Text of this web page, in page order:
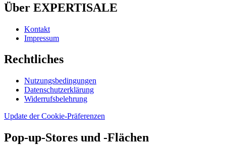
Über EXPERTISALE
Kontakt
Impressum
Rechtliches
Nutzungsbedingungen
Datenschutzerklärung
Widerrufsbelehrung
Update der Cookie-Präferenzen
Pop-up-Stores und -Flächen